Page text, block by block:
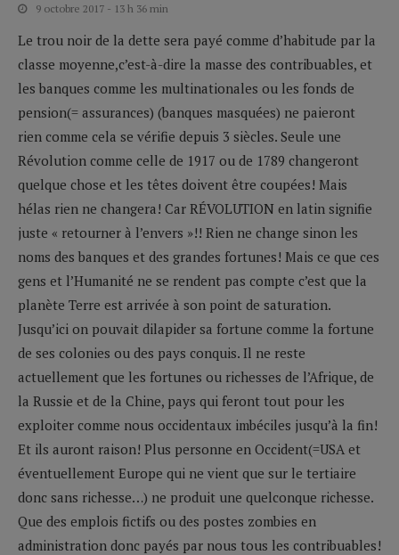
9 octobre 2017 - 13 h 36 min
Le trou noir de la dette sera payé comme d’habitude par la
classe moyenne,c’est-à-dire la masse des contribuables, et
les banques comme les multinationales ou les fonds de
pension(= assurances) (banques masquées) ne paieront
rien comme cela se vérifie depuis 3 siècles. Seule une
Révolution comme celle de 1917 ou de 1789 changeront
quelque chose et les têtes doivent être coupées! Mais
hélas rien ne changera! Car RÉVOLUTION en latin signifie
juste « retourner à l’envers »!! Rien ne change sinon les
noms des banques et des grandes fortunes! Mais ce que ces
gens et l’Humanité ne se rendent pas compte c’est que la
planète Terre est arrivée à son point de saturation.
Jusqu’ici on pouvait dilapider sa fortune comme la fortune
de ses colonies ou des pays conquis. Il ne reste
actuellement que les fortunes ou richesses de l’Afrique, de
la Russie et de la Chine, pays qui feront tout pour les
exploiter comme nous occidentaux imbéciles jusqu’à la fin!
Et ils auront raison! Plus personne en Occident(=USA et
éventuellement Europe qui ne vient que sur le tertiaire
donc sans richesse…) ne produit une quelconque richesse.
Que des emplois fictifs ou des postes zombies en
administration donc payés par nous tous les contribuables!